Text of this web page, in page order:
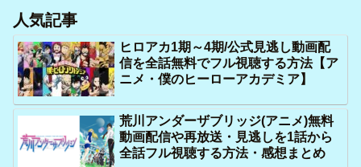
人気記事
ヒロアカ1期～4期/公式見逃し動画配
信を全話無料でフル視聴する方法【ア
ニメ・僕のヒーローアカデミア】
荒川アンダーザブリッジ(アニメ)無料
動画配信や再放送・見逃しを1話から
全話フル視聴する方法・感想まとめ